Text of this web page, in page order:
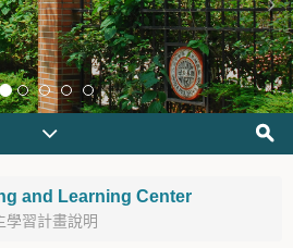
and Learning Center
學習計畫說明